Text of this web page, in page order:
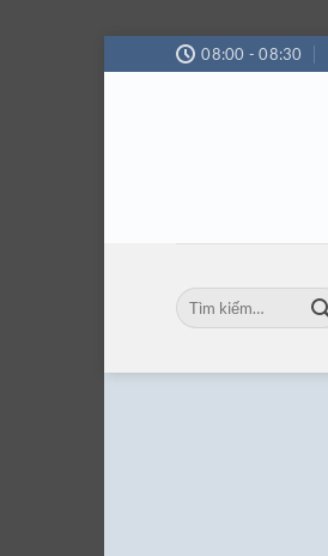
qua
08:00 - 08:30
Tìm
kiếm: